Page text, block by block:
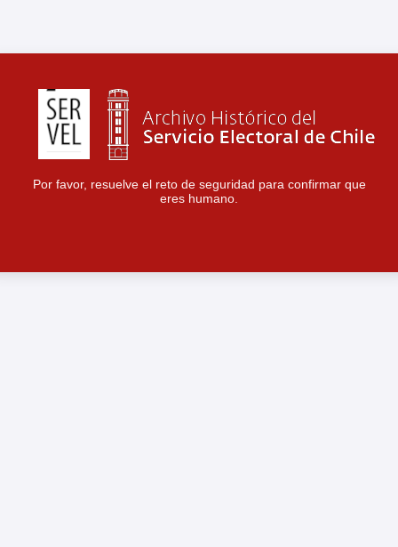
Por favor, resuelve el reto de seguridad para confirmar que
eres humano.